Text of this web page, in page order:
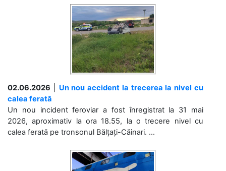
02.06.2026
Un nou accident la trecerea la nivel cu
calea ferată
Un nou incident feroviar a fost înregistrat la 31 mai
2026, aproximativ la ora 18.55, la o trecere nivel cu
calea ferată pe tronsonul Bălțați-Căinari. ...